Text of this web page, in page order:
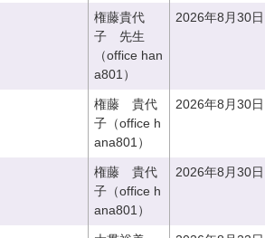
権藤貴代
子 先生
（office han
a801）
2026年8月30日
権藤 貴代
子（office h
ana801）
2026年8月30日
権藤 貴代
子（office h
ana801）
2026年8月30日